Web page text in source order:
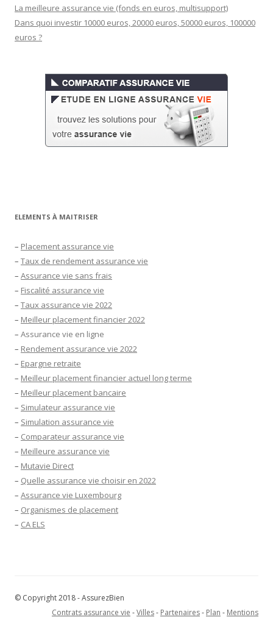
La meilleure assurance vie (fonds en euros, multisupport)
Dans quoi investir 10000 euros, 20000 euros, 50000 euros, 100000
euros ?
ELEMENTS À MAITRISER
– Placement assurance vie
– Taux de rendement assurance vie
– Assurance vie sans frais
– Fiscalité assurance vie
– Taux assurance vie 2022
– Meilleur placement financier 2022
– Assurance vie en ligne
– Rendement assurance vie 2022
– Epargne retraite
– Meilleur placement financier actuel long terme
– Meilleur placement bancaire
– Simulateur assurance vie
– Simulation assurance vie
– Comparateur assurance vie
– Meilleure assurance vie
– Mutavie Direct
– Quelle assurance vie choisir en 2022
– Assurance vie Luxembourg
– Organismes de placement
– CA ELS
© Copyright 2018 - AssurezBien
Contrats assurance vie -Villes- Partenaires- Plan - Mentions